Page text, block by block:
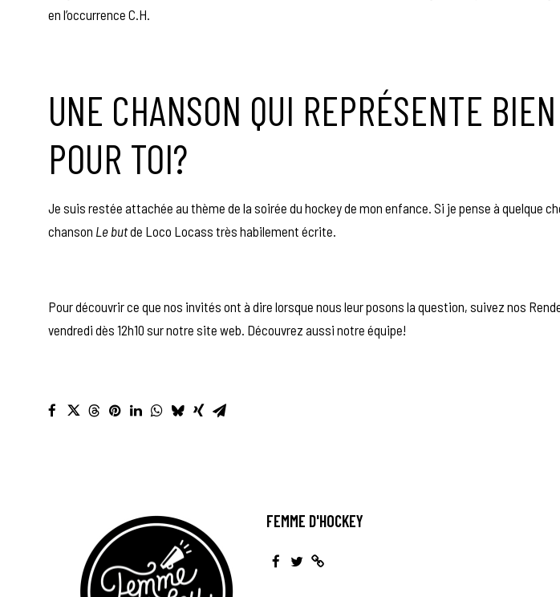
en l’occurrence C.H.
UNE CHANSON QUI REPRÉSENTE
POUR TOI?
Je suis restée attachée au thème de la soirée du hockey de mon enfance. Si je pense à quelque
chanson Le butde Loco Locass très habilement écrite.
Pour découvrir ce que nos invités ont à dire lorsque nous leur posons la question, suivez nos
vendredi dès 12h10 sur notre site web. Découvrez aussi notre équipe!
FEMME D'HOCKEY